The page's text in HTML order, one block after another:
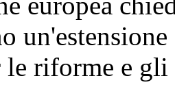
le riforme e